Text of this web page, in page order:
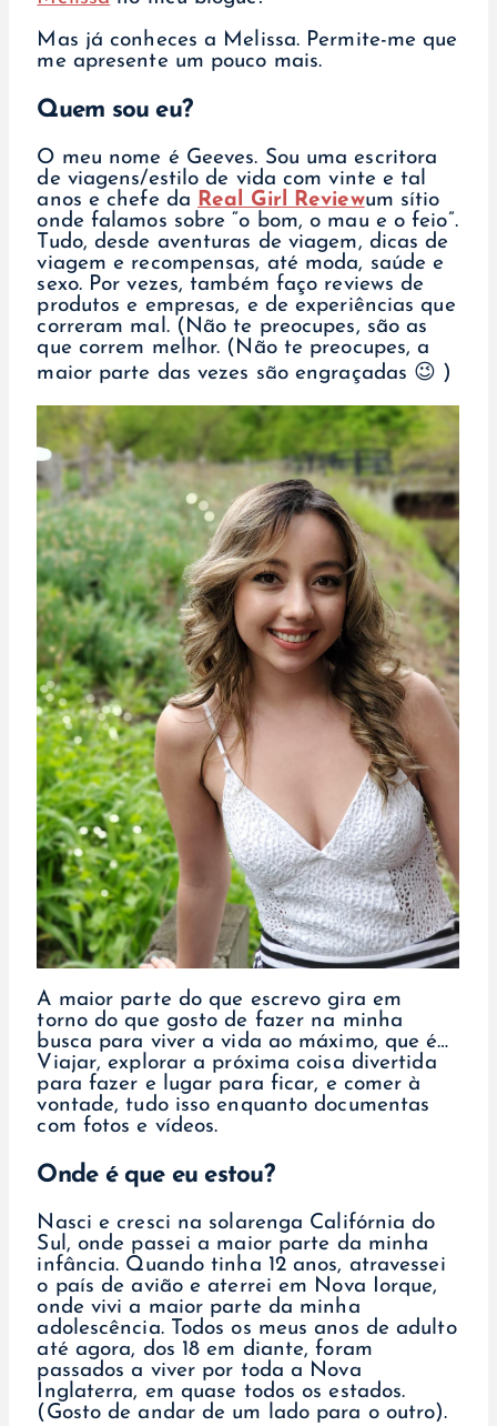
Mas já conheces a Melissa. Permite-me que
me apresente um pouco mais.
Quem sou eu?
O meu nome é Geeves. Sou uma escritora
de viagens/estilo de vida com vinte e tal
anos e chefe da Real Girl Reviewum sítio
onde falamos sobre “o bom, o mau e o feio”.
Tudo, desde aventuras de viagem, dicas de
viagem e recompensas, até moda, saúde e
sexo. Por vezes, também faço reviews de
produtos e empresas, e de experiências que
correram mal. (Não te preocupes, são as
que correm melhor. (Não te preocupes, a
maior parte das vezes são engraçadas 😉 )
A maior parte do que escrevo gira em
torno do que gosto de fazer na minha
busca para viver a vida ao máximo, que é…
Viajar, explorar a próxima coisa divertida
para fazer e lugar para ficar, e comer à
vontade, tudo isso enquanto documentas
com fotos e vídeos.
Onde é que eu estou?
Nasci e cresci na solarenga Califórnia do
Sul, onde passei a maior parte da minha
infância. Quando tinha 12 anos, atravessei
o país de avião e aterrei em Nova Iorque,
onde vivi a maior parte da minha
adolescência. Todos os meus anos de adulto
até agora, dos 18 em diante, foram
passados a viver por toda a Nova
Inglaterra, em quase todos os estados.
(Gosto de andar de um lado para o outro).